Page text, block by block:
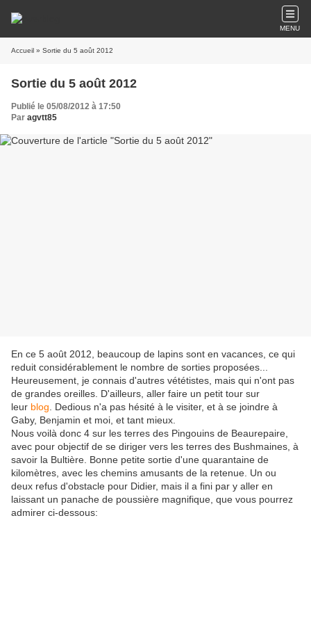
MENU
Accueil » Sortie du 5 août 2012
Sortie du 5 août 2012
Publié le 05/08/2012 à 17:50
Par agvtt85
En ce 5 août 2012, beaucoup de lapins sont en vacances, ce qui
reduit considérablement le nombre de sorties proposées...
Heureusement, je connais d'autres vététistes, mais qui n'ont pas
de grandes oreilles. D'ailleurs, aller faire un petit tour sur
leur blog . Dedious n'a pas hésité à le visiter, et à se joindre à
Gaby, Benjamin et moi, et tant mieux.
Nous voilà donc 4 sur les terres des Pingouins de Beaurepaire,
avec pour objectif de se diriger vers les terres des Bushmaines, à
savoir la Bultière. Bonne petite sortie d'une quarantaine de
kilomètres, avec les chemins amusants de la retenue. Un ou
deux refus d'obstacle pour Didier, mais il a fini par y aller en
laissant un panache de poussière magnifique, que vous pourrez
admirer ci-dessous: